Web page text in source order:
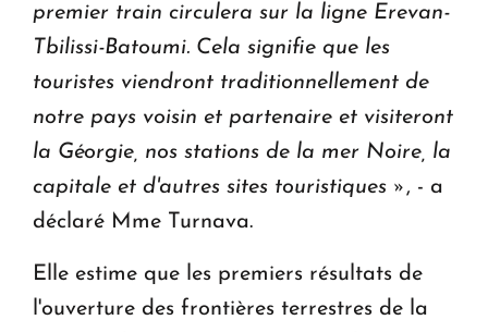
premier train circulera sur la ligne Erevan-
Tbilissi-Batoumi. Cela signifie que les
touristes viendront traditionnellement de
notre pays voisin et partenaire et visiteront
la Géorgie, nos stations de la mer Noire, la
capitale et d'autres sites touristiques », - a
déclaré Mme Turnava.
Elle estime que les premiers résultats de
l'ouverture des frontières terrestres de la